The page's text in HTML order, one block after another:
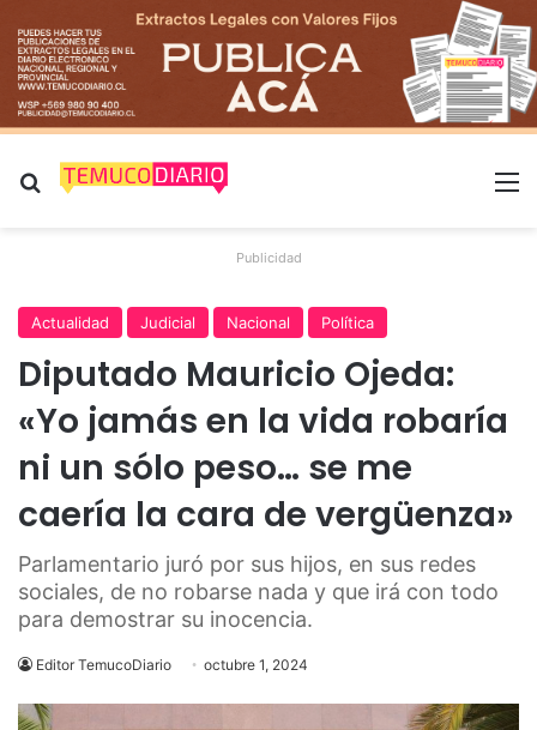
Buscar por
Publicidad
Actualidad Judicial Nacional Política
Diputado Mauricio Ojeda:
«Yo jamás en la vida robaría
ni un sólo peso… se me
caería la cara de vergüenza»
Parlamentario juró por sus hijos, en sus redes
sociales, de no robarse nada y que irá con todo
para demostrar su inocencia.
Editor TemucoDiario octubre 1, 2024